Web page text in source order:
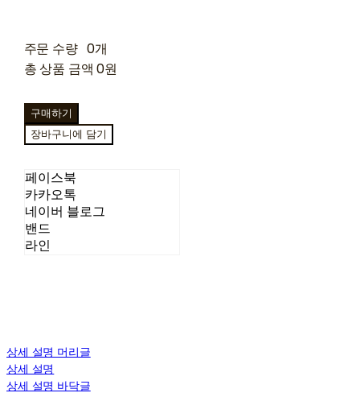
주문 수량 0개
총 상품 금액 0원
구매하기
장바구니에 담기
페이스북
카카오톡
네이버 블로그
밴드
라인
상세 설명 머리글
상세 설명
상세 설명 바닥글